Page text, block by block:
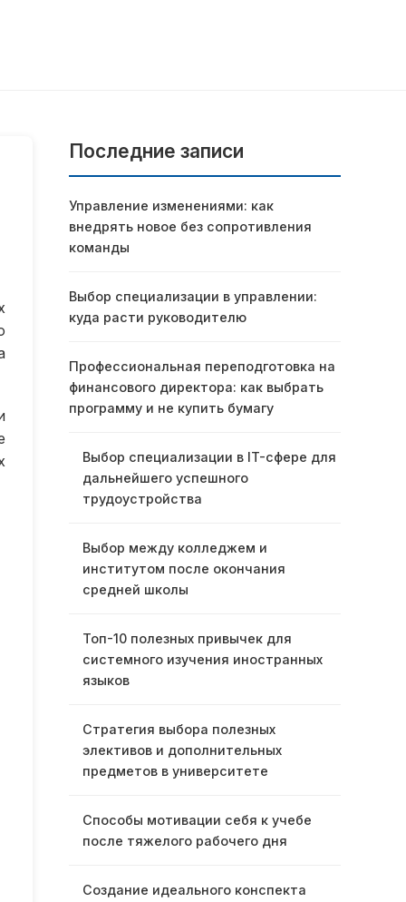
Последние записи
Управление изменениями: как
внедрять новое без сопротивления
команды
Выбор специализации в управлении:
куда расти руководителю
Профессиональная переподготовка на
финансового директора: как выбрать
программу и не купить бумагу
Выбор специализации в IT-сфере для
дальнейшего успешного
трудоустройства
Выбор между колледжем и
институтом после окончания
средней школы
Топ-10 полезных привычек для
системного изучения иностранных
языков
Стратегия выбора полезных
элективов и дополнительных
предметов в университете
Способы мотивации себя к учебе
после тяжелого рабочего дня
Создание идеального конспекта